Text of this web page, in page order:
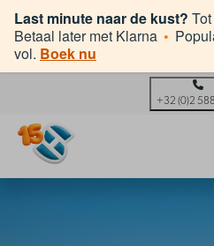
Last minute naar de kust?
Betaal later met Klarna •
vol. Boek nu
+32 (0)2